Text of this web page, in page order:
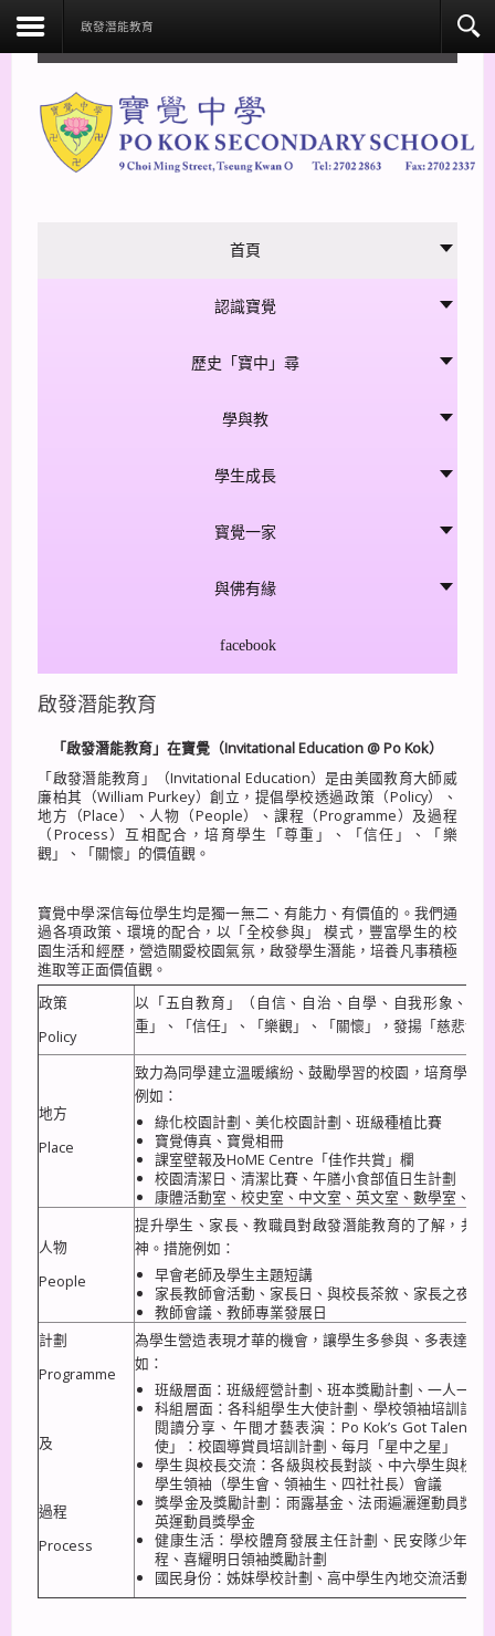
啟發潛能教育
首頁
認識寶覺
歷史「寶中」尋
學與教
學生成長
寳覺一家
與佛有緣
facebook
啟發潛能教育
「啟發潛能教育」在寶覺 （Invitational Education @ Po Kok）
「啟發潛能教育」（Invitational Education）是由美國教育大師威
廉柏其（William Purkey）創立，提倡學校透過政策（Policy）、
地方（Place）、人物（People）、課程（Programme）及過程
（Process）互相配合，培育學生「尊重」、「信任」、「樂
觀」、「關懷」的價值觀。
寶覺中學深信每位學生均是獨一無二、有能力、有價值的。我們通
過各項政策、環境的配合，以「全校參與」 模式，豐富學生的校
園生活和經歷，營造關愛校園氣氛，啟發學生潛能，培養凡事積極
進取等正面價值觀。
政策
Policy
以「五自教育」（自信、自治、自學、自我形象、自
重」、「信任」、「樂觀」、「關懷」，發揚「慈悲博
地方
Place
致力為同學建立溫暖繽紛、鼓勵學習的校園，培育學生
例如：
綠化校園計劃、美化校園計劃、班級種植比賽
寶覺傳真、寶覺相冊
課室壁報及HoME Centre「佳作共賞」欄
校園清潔日、清潔比賽、午膳小食部值日生計劃
康體活動室、校史室、中文室、英文室、數學室、科
人物
People
提升學生、家長、教職員對啟發潛能教育的了解，共
神。措施例如：
早會老師及學生主題短講
家長教師會活動、家長日、與校長茶敘、家長之夜、
教師會議、教師專業發展日
計劃
Programme
及
過程
Process
為學生營造表現才華的機會，讓學生多參與、多表達、
如：
班級層面：班級經營計劃、班本獎勵計劃、一人一職
科組層面：各科組學生大使計劃、學校領袖培訓計
閱讀分享、午間才藝表演：Po Kok’s Got Talent
使」：校園導賞員培訓計劃、每月「星中之星」
學生與校長交流：各級與校長對談、中六學生與校
學生領袖（學生會、領袖生、四社社長）會議
獎學金及獎勵計劃：雨露基金、法雨遍灑運動員獎
英運動員獎學金
健康生活：學校體育發展主任計劃、民安隊少年團
程、喜耀明日領袖獎勵計劃
國民身份：姊妹學校計劃、高中學生內地交流活動資